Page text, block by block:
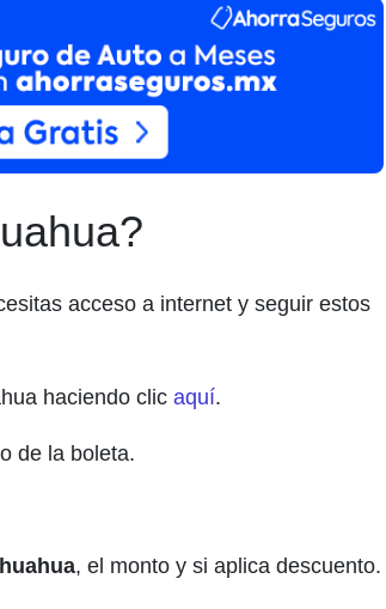
acceso a internet y seguir estos
haciendo clic aquí.
de la boleta.
, el monto y si aplica descuento.